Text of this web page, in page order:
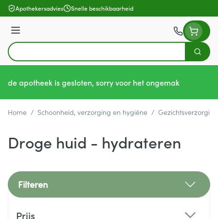
Ga naar de inhoud
Apothekersadvies Snelle beschikbaarheid
Menu
Product, merk, categorie...
Zoek
de apotheek is gesloten, sorry voor het ongemak
Home / Schoonheid, verzorging en hygiëne / Gezichtsverzorging
Droge huid - hydrateren
Filteren
Prijs